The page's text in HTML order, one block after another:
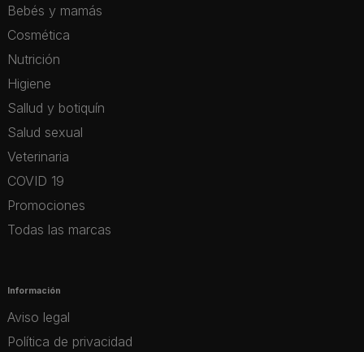
Bebés y mamás
Cosmética
Nutrición
Higiene
Sallud y botiquín
Salud sexual
Veterinaria
COVID 19
Promociones
Todas las marcas
Información
Aviso legal
Política de privacidad